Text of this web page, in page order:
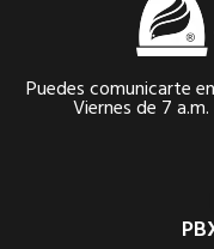
Puedes comunicarte
Viernes de 7